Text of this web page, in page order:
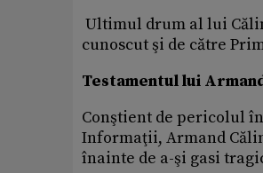
Ultimul drum al lui
cunoscut şi de către
Testamentul lui
Conştient de pericolul
Informaţii, Armand
înainte de a-şi gasi